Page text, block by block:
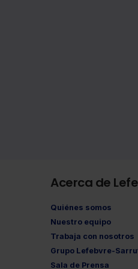
Acerca de
Quiénes somos
Nuestro equipo
Trabaja con nosotros
Grupo Lefebvre-
Sala de Prensa